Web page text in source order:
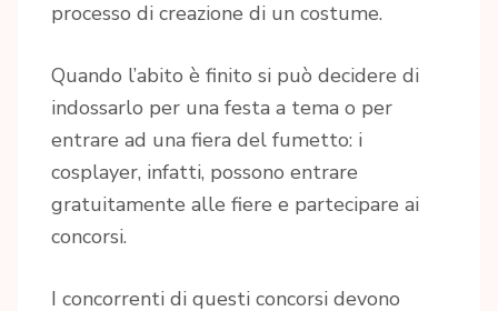
processo di creazione di un costume.
Quando l’abito è finito si può decidere di
indossarlo per una festa a tema o per
entrare ad una fiera del fumetto: i
cosplayer, infatti, possono entrare
gratuitamente alle fiere e partecipare ai
concorsi.
I concorrenti di questi concorsi devono